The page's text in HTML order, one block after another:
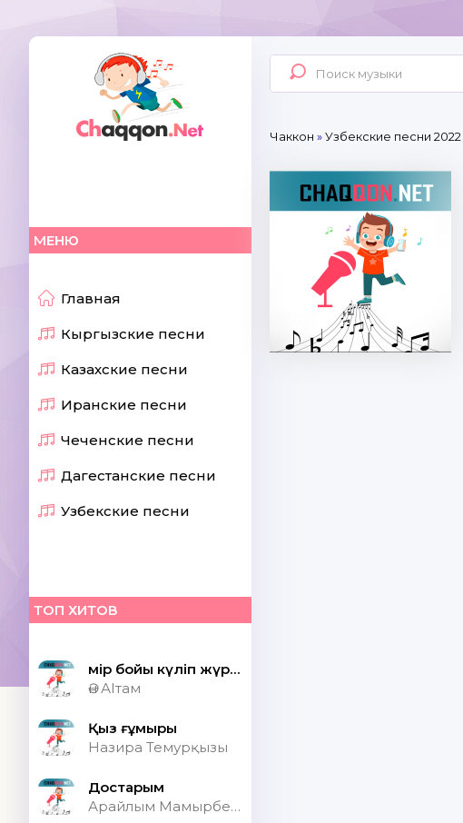
МЕНЮ
Главная
Кыргызские песни
Казахские песни
Иранские песни
Чеченские песни
Дагестанские песни
Узбекские песни
ТОП ХИТОВ
Өмір бойы күліп жүрсек шіркін ай
Ән АІтам
Қыз ғұмыры
Назира Темурқызы
Достарым
Арайлым Мамырбекқызы
Чаккон »Узбекские песни 2022